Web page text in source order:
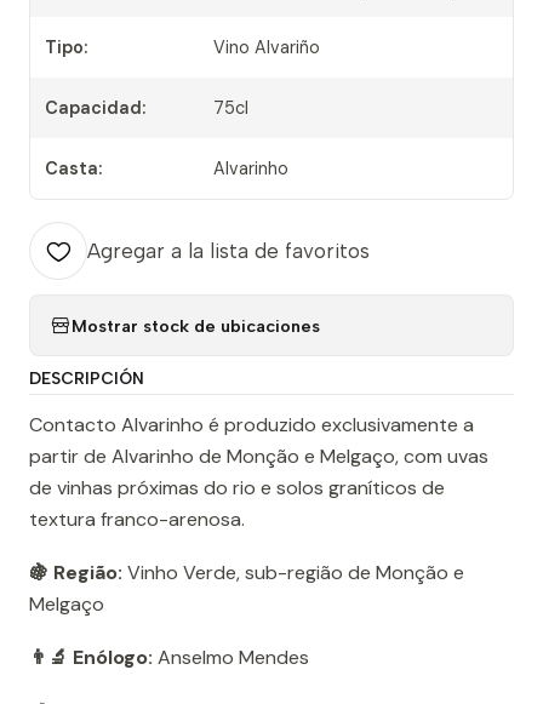
Tipo: Vino Alvariño
Capacidad: 75cl
Casta: Alvarinho
Agregar a la lista de favoritos
Mostrar stock de ubicaciones
DESCRIPCIÓN
Contacto Alvarinho é produzido exclusivamente a
partir de Alvarinho de Monção e Melgaço, com uvas
de vinhas próximas do rio e solos graníticos de
textura franco-arenosa.
🍇 Região: Vinho Verde, sub-região de Monção e
Melgaço
👨‍🔬 Enólogo: Anselmo Mendes